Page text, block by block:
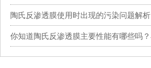
陶氏反渗透膜使用时出现的污染问题解析